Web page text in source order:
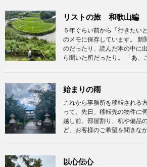
リストの旅 和歌山編
５年ぐらい前から「行きたい
のメモに保存しています。 新
のだったり、読んだ本の中に
ら聞いた所だったり。 「あ、
始まりの雨
これから事務所を移転される
って、先日、移転先の物件に
越し前。部屋割り、机や備品
ど、お客様のご希望を聞きな
以心伝心